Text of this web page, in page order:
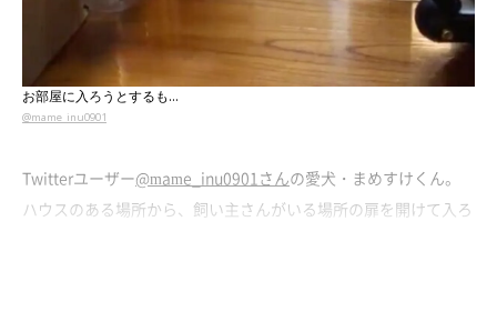
お部屋に入ろうとするも…
@mame_inu0901
Twitterユーザー@mame_inu0901さんの愛犬・まめすけくん。
ハウスのある場所から、飼い主さんがいる場所の扉を開けて入ろ